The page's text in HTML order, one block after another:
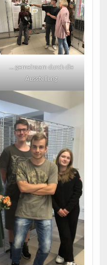
… gemeinsam durch die
Ausstellung